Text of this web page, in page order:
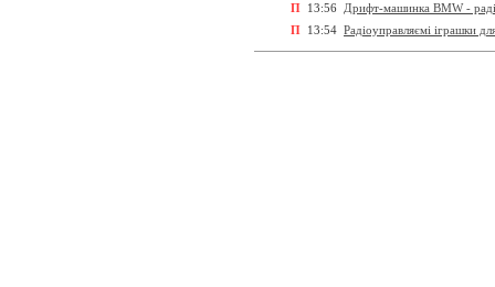
П 13:56 Дрифт-машинка BMW -
П 13:54 Радіоуправляємi іграшки